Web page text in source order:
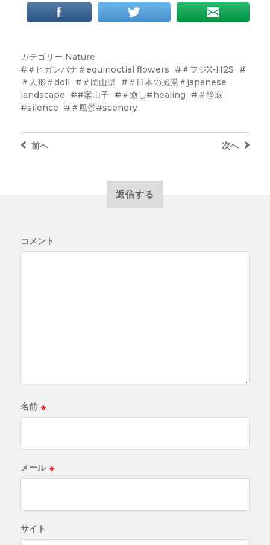
カテゴリー Nature
＃ヒガンバナ＃equinoctial flowers
＃フジX-H2S
＃人形＃doll
＃岡山県
＃日本の風景＃japanese
landscape
#案山子 ＃癒し#healing
＃静寂
#silence
＃風景#scenery
次へ
前へ
返信する
コメント
名前 ※
メール ※
サイト